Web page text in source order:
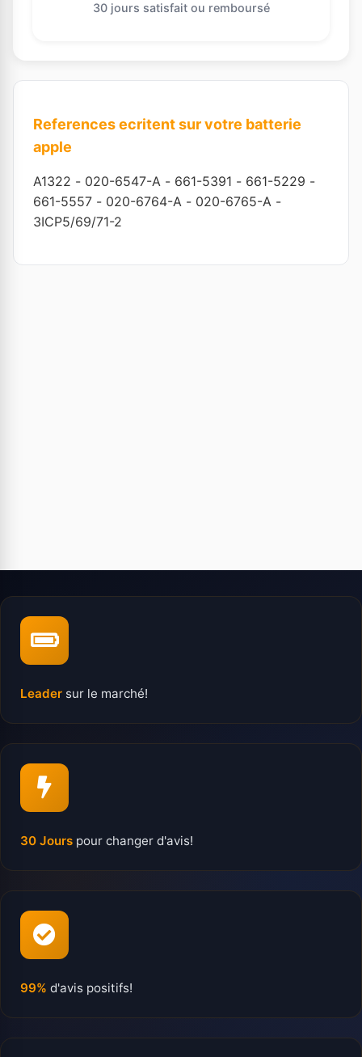
30 jours satisfait ou remboursé
References ecritent sur votre batterie
apple
A1322 - 020-6547-A - 661-5391 - 661-5229 -
661-5557 - 020-6764-A - 020-6765-A -
3ICP5/69/71-2
Leader sur le marché!
30 Jours pour changer d'avis!
99% d'avis positifs!